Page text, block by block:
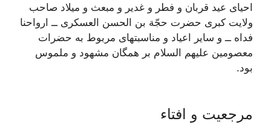
احياى عيد قربان و فطر و غدير و مبعث و ميلاد صاحب
ولايت كبرى حضرت حجّة بن الحسن العسكرى ــ ارواحنا
فداه ــ و ساير اعياد و مناسبت‏هاى مربوط به حضرات
معصومين علیهم السلام بر همگان مشهود و ملموس
بود.
مرجعیت و افتاء